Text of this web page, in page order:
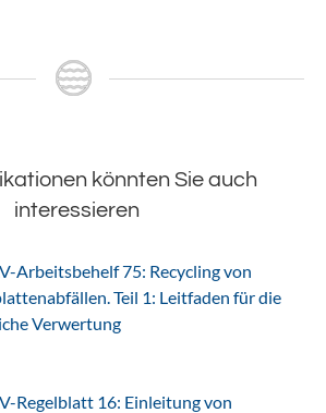
könnten Sie auch
interessieren
Arbeitsbehelf 75: Recycling von
Teil 1: Leitfaden für die
Verwertung
Regelblatt 16: Einleitung von